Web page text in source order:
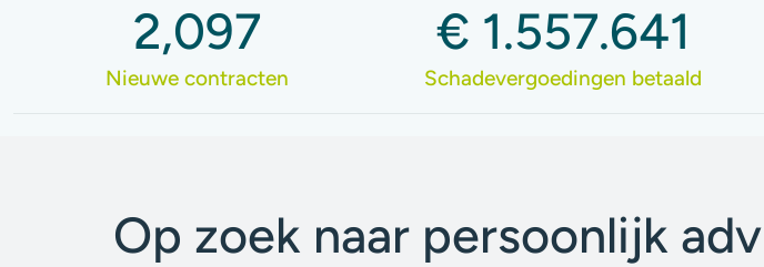
Nieuwe contracten
2,097
Schadevergoedingen betaald
€ 1.557.641
Op zoek naar persoonlijk